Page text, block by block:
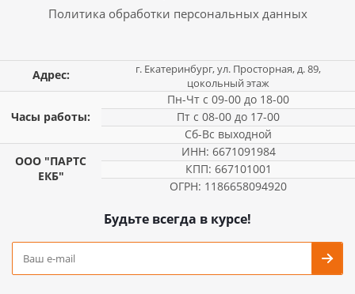
Политика обработки персональных данных
Адрес:
г. Екатеринбург, ул. Просторная, д. 89,
цокольный этаж
Часы работы:
Пн-Чт с 09-00 до 18-00
Пт с 08-00 до 17-00
Сб-Вс выходной
ООО "ПАРТС
ЕКБ"
ИНН: 6671091984
КПП: 667101001
ОГРН: 1186658094920
Будьте всегда в курсе!